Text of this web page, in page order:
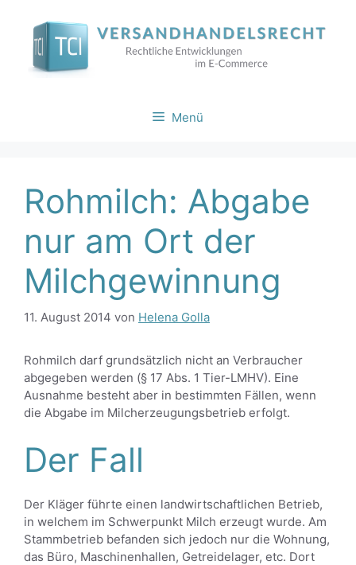
springen
Menü
Rohmilch: Abgabe
nur am Ort der
Milchgewinnung
11. August 2014 von Helena Golla
Rohmilch darf grundsätzlich nicht an Verbraucher
abgegeben werden (§ 17 Abs. 1 Tier-LMHV). Eine
Ausnahme besteht aber in bestimmten Fällen, wenn
die Abgabe im Milcherzeugungsbetrieb erfolgt.
Der Fall
Der Kläger führte einen landwirtschaftlichen Betrieb,
in welchem im Schwerpunkt Milch erzeugt wurde. Am
Stammbetrieb befanden sich jedoch nur die Wohnung,
das Büro, Maschinenhallen, Getreidelager, etc. Dort